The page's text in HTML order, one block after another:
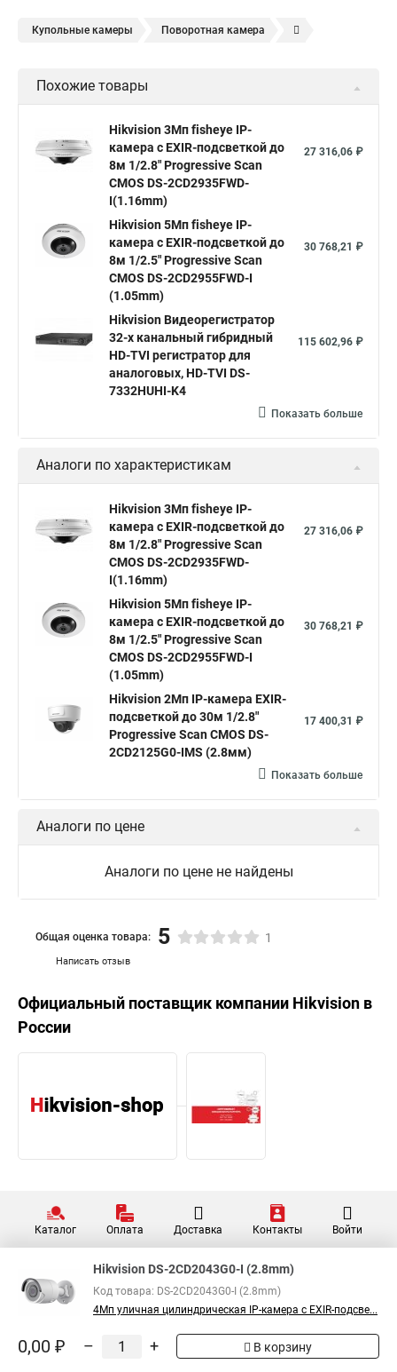
Купольные камеры Поворотная камера
Камера видеонаблюдения hikvision
Hikvision купить Hikvision уличная ip камера
Hikvision poe
Hikvision 2 8 mm Hikvision camera Hikvision 2cd1148 i b
Видеонаблюдение Ip видеокамеры
Hikvision 2cd2142fwd
Hikvision ds 2cd1148 hikvision ds 2cd1148 i b
hikvision ds 2cd2042wd i Видеокамера hikvision
Видеокамеры hikvision ds
Камера Hikvision ds 2ce16d8t
Видеокамера hikvision hiwatch
Камера Hikvision ds 2cd2442fwd
Уличная камера Hikvision ip camera
Hikvision поворотная камера Hikvision купольная
Нikvision микрофон Hikvision поворотная
Hikvision порты
Похожие товары
Hikvision 3Мп fisheye IP-
камера c EXIR-подсветкой до
8м 1/2.8" Progressive Scan
CMOS DS-2CD2935FWD-
I(1.16mm)
27 316,06 ₽
Hikvision 5Мп fisheye IP-
камера c EXIR-подсветкой до
8м 1/2.5" Progressive Scan
CMOS DS-2CD2955FWD-I
(1.05mm)
30 768,21 ₽
Hikvision Видеорегистратор
32-х канальный гибридный
HD-TVI регистратор для
аналоговых, HD-TVI DS-
7332HUHI-K4
115 602,96 ₽
Показать больше
Аналоги по характеристикам
Hikvision 3Мп fisheye IP-
камера c EXIR-подсветкой до
8м 1/2.8" Progressive Scan
CMOS DS-2CD2935FWD-
I(1.16mm)
27 316,06 ₽
Hikvision 5Мп fisheye IP-
камера c EXIR-подсветкой до
8м 1/2.5" Progressive Scan
CMOS DS-2CD2955FWD-I
(1.05mm)
30 768,21 ₽
Hikvision 2Мп IP-камера EXIR-
подсветкой до 30м 1/2.8"
Progressive Scan CMOS DS-
2CD2125G0-IMS (2.8мм)
17 400,31 ₽
Показать больше
Аналоги по цене
Аналоги по цене не найдены
Написать отзыв
Общая оценка товара: 5 1
Официальный поставщик компании Hikvision в
России
Каталог Оплата Доставка Контакты Войти
Hikvision DS-2CD2043G0-I (2.8mm)
Код товара: DS-2CD2043G0-I (2.8mm)
4Мп уличная цилиндрическая IP-камера с EXIR-подсве...
0,00 ₽ – + В корзину